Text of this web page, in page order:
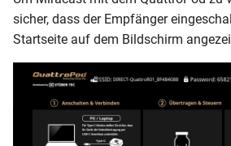
sicher, dass der Empfänger
Startseite auf dem Bildschirm